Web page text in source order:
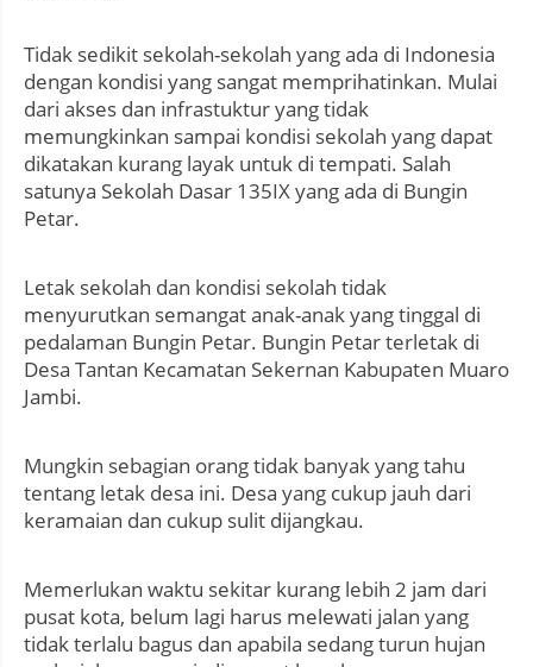
Tidak sedikit sekolah-sekolah yang ada di Indonesia
dengan kondisi yang sangat memprihatinkan. Mulai
dari akses dan infrastuktur yang tidak
memungkinkan sampai kondisi sekolah yang dapat
dikatakan kurang layak untuk di tempati. Salah
satunya Sekolah Dasar 135IX yang ada di Bungin
Petar.
Letak sekolah dan kondisi sekolah tidak
menyurutkan semangat anak-anak yang tinggal di
pedalaman Bungin Petar. Bungin Petar terletak di
Desa Tantan Kecamatan Sekernan Kabupaten Muaro
Jambi.
Mungkin sebagian orang tidak banyak yang tahu
tentang letak desa ini. Desa yang cukup jauh dari
keramaian dan cukup sulit dijangkau.
Memerlukan waktu sekitar kurang lebih 2 jam dari
pusat kota, belum lagi harus melewati jalan yang
tidak terlalu bagus dan apabila sedang turun hujan